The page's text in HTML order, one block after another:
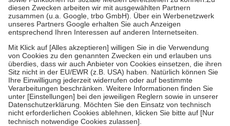
Zuzahlung zehn Prozent der Kosten sowie zehn Euro je
Verordnung.
Um das Engagement der Versicherten für ihre eigene Gesundheit zu
stärken und die besondere Stellung der Familie zu unterstützen,
fallenkeine Zuzahlungenan bei:
• Kindern und Jugendlichen bis zum vollendeten 18. Lebensjahr
mit Ausnahme der Fahrkosten
• Untersuchungen zur Vorsorge und Früherkennung, die von der
GKV getragen werden
• empfohlenen Schutzimpfungen
• Harn- und Blutteststreifen